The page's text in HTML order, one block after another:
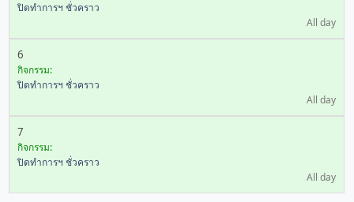
ปิดทำการฯ ชั่วคราว
All day
6
กิจกรรม:
ปิดทำการฯ ชั่วคราว
All day
7
กิจกรรม:
ปิดทำการฯ ชั่วคราว
All day